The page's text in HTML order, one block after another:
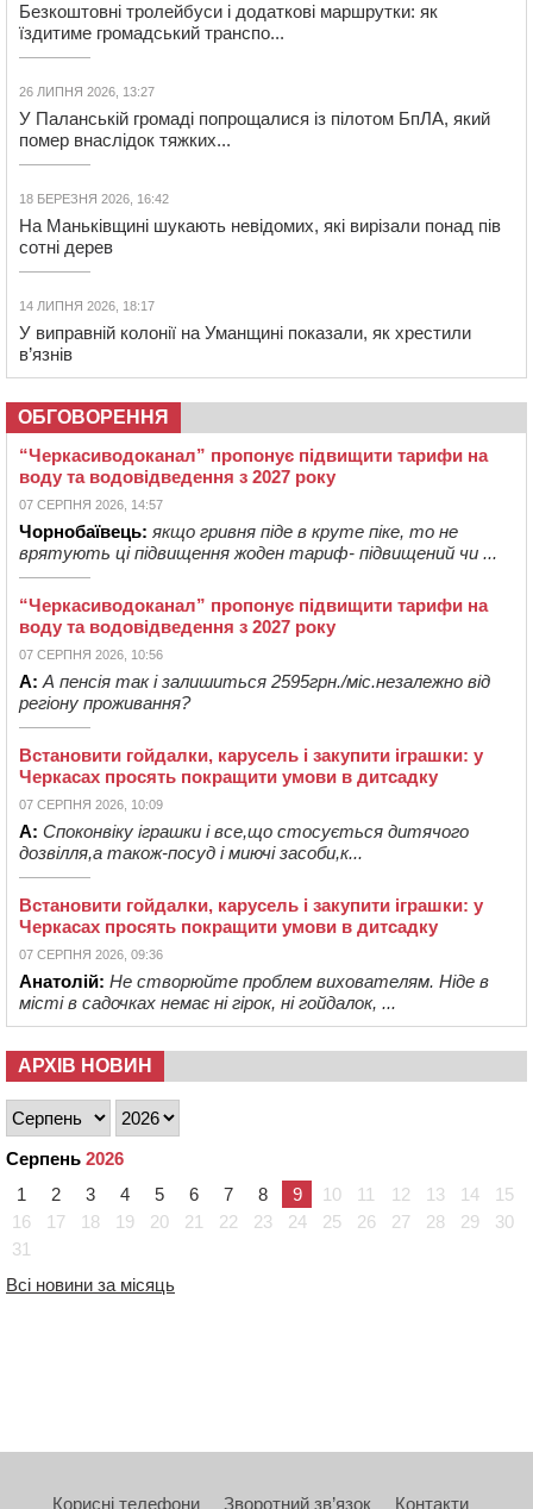
Безкоштовні тролейбуси і додаткові маршрутки: як
їздитиме громадський транспо...
26 ЛИПНЯ 2026, 13:27
У Паланській громаді попрощалися із пілотом БпЛА, який
помер внаслідок тяжких...
18 БЕРЕЗНЯ 2026, 16:42
На Маньківщині шукають невідомих, які вирізали понад пів
сотні дерев
14 ЛИПНЯ 2026, 18:17
У виправній колонії на Уманщині показали, як хрестили
в’язнів
ОБГОВОРЕННЯ
“Черкасиводоканал” пропонує підвищити тарифи на
воду та водовідведення з 2027 року
07 СЕРПНЯ 2026, 14:57
Чорнобаївець: якщо гривня піде в круте піке, то не
врятують ці підвищення жоден тариф- підвищений чи ...
“Черкасиводоканал” пропонує підвищити тарифи на
воду та водовідведення з 2027 року
07 СЕРПНЯ 2026, 10:56
А: А пенсія так і залишиться 2595грн./міс.незалежно від
регіону проживання?
Встановити гойдалки, карусель і закупити іграшки: у
Черкасах просять покращити умови в дитсадку
07 СЕРПНЯ 2026, 10:09
А: Споконвіку іграшки і все,що стосується дитячого
дозвілля,а також-посуд і миючі засоби,к...
Встановити гойдалки, карусель і закупити іграшки: у
Черкасах просять покращити умови в дитсадку
07 СЕРПНЯ 2026, 09:36
Анатолій: Не створюйте проблем вихователям. Ніде в
місті в садочках немає ні гірок, ні гойдалок, ...
АРХІВ НОВИН
Серпень 2026
1
2 3 4 5 6 7 8 9 10 11 12 13 14
15
16
17 18 19 20 21 22 23 24 25 26 27 28 29
30
31
Всі новини за місяць
Корисні телефони Зворотний зв’язок Контакти